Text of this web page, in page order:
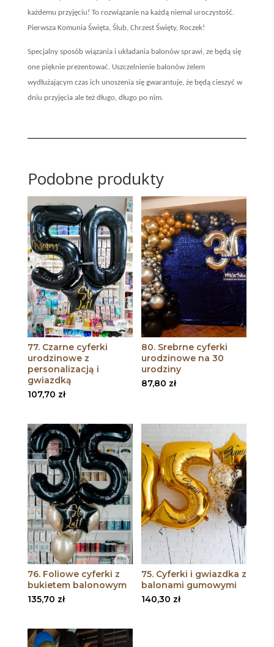
każdemu przyjęciu! To rozwiązanie na każdą niemal uroczystość.
Pierwsza Komunia Święta, Ślub, Chrzest Święty, Roczek!
Specjalny sposób wiązania i układania balonów sprawi, ze będą się
one pięknie prezentować. Uszczelnienie balonów żelem
wydłużającym czas ich unoszenia się gwarantuje, że będą cieszyć w
dniu przyjęcia ale też długo, długo po nim.
Podobne produkty
77. Czarne cyferki
urodzinowe z
personalizacją i
gwiazdką
107,70 zł
80. Srebrne cyferki
urodzinowe na 30
urodziny
87,80 zł
76. Foliowe cyferki z
bukietem balonowym
135,70 zł
75. Cyferki i gwiazdka z
balonami gumowymi
140,30 zł